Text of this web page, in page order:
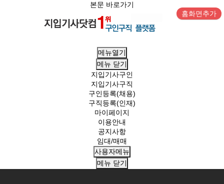
본문 바로가기
홈화면추가
메뉴열기
메뉴 닫기
지입기사구인
지입기사구직
구인등록(채용)
구직등록(인재)
마이페이지
이용안내
공지사항
임대/매매
사용자메뉴
메뉴 닫기